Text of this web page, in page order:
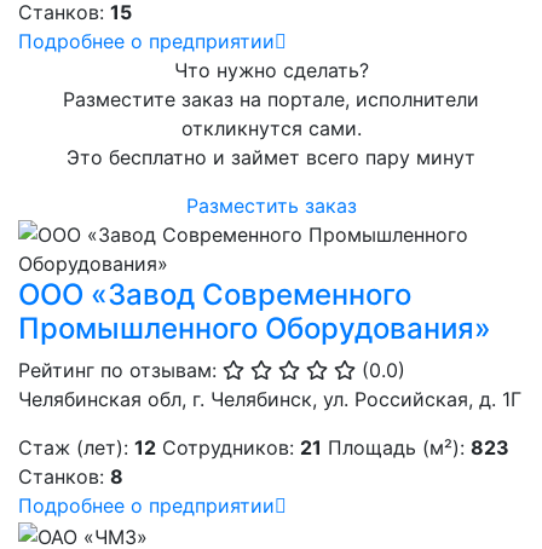
Станков: 15
Подробнее о предприятии
Что нужно сделать?
Разместите заказ на портале, исполнители
откликнутся сами.
Это бесплатно и займет всего пару минут
Разместить заказ
ООО «Завод Современного
Промышленного Оборудования»
Рейтинг по отзывам:
(0.0)
Челябинская обл, г. Челябинск, ул. Российская, д. 1Г
Стаж (лет): 12 Сотрудников: 21 Площадь (м²): 823
Станков: 8
Подробнее о предприятии